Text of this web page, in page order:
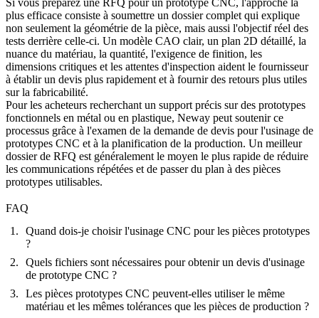
Si vous préparez une RFQ pour un prototype CNC, l'approche la
plus efficace consiste à soumettre un dossier complet qui explique
non seulement la géométrie de la pièce, mais aussi l'objectif réel des
tests derrière celle-ci. Un modèle CAO clair, un plan 2D détaillé, la
nuance du matériau, la quantité, l'exigence de finition, les
dimensions critiques et les attentes d'inspection aident le fournisseur
à établir un devis plus rapidement et à fournir des retours plus utiles
sur la fabricabilité.
Pour les acheteurs recherchant un support précis sur des prototypes
fonctionnels en métal ou en plastique, Neway peut soutenir ce
processus grâce à l'examen de la demande de devis pour l'usinage de
prototypes CNC et à la planification de la production. Un meilleur
dossier de RFQ est généralement le moyen le plus rapide de réduire
les communications répétées et de passer du plan à des pièces
prototypes utilisables.
FAQ
Quand dois-je choisir l'usinage CNC pour les pièces prototypes
?
Quels fichiers sont nécessaires pour obtenir un devis d'usinage
de prototype CNC ?
Les pièces prototypes CNC peuvent-elles utiliser le même
matériau et les mêmes tolérances que les pièces de production ?